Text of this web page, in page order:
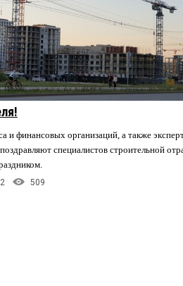
и финансовых организаций, а также
специалистов строительной
2 509